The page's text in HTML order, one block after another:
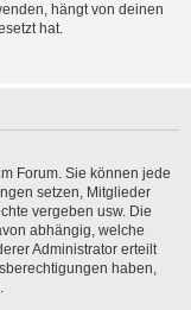
hängt von deinen
hat.
Forum. Sie können jede
setzen, Mitglieder
vergeben usw. Die
abhängig, welche
Administrator erteilt
haben,